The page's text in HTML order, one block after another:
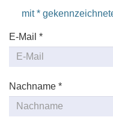
mit *
E-Mail *
Nachname *